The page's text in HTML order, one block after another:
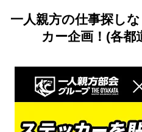
一人親方の仕事探し
カー企画！(各都